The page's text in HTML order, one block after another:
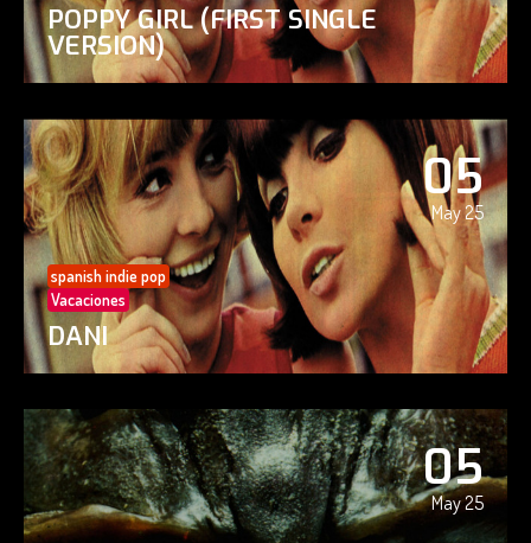
POPPY GIRL (FIRST SINGLE
VERSION)
05
May 25
spanish indie pop
Vacaciones
DANI
05
May 25